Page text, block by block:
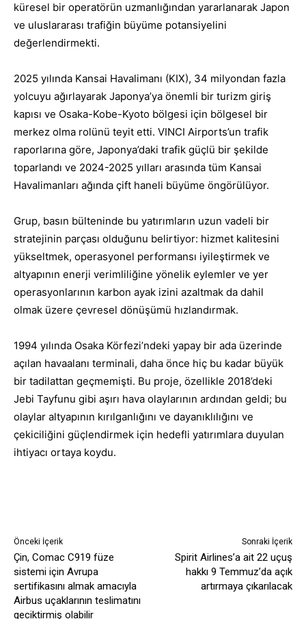
küresel bir operatörün uzmanlığından yararlanarak Japon
ve uluslararası trafiğin büyüme potansiyelini
değerlendirmekti.
2025 yılında Kansai Havalimanı (KIX), 34 milyondan fazla
yolcuyu ağırlayarak Japonya’ya önemli bir turizm giriş
kapısı ve Osaka-Kobe-Kyoto bölgesi için bölgesel bir
merkez olma rolünü teyit etti. VINCI Airports’un trafik
raporlarına göre, Japonya’daki trafik güçlü bir şekilde
toparlandı ve 2024-2025 yılları arasında tüm Kansai
Havalimanları ağında çift haneli büyüme öngörülüyor.
Grup, basın bülteninde bu yatırımların uzun vadeli bir
stratejinin parçası olduğunu belirtiyor: hizmet kalitesini
yükseltmek, operasyonel performansı iyileştirmek ve
altyapının enerji verimliliğine yönelik eylemler ve yer
operasyonlarının karbon ayak izini azaltmak da dahil
olmak üzere çevresel dönüşümü hızlandırmak.
1994 yılında Osaka Körfezi’ndeki yapay bir ada üzerinde
açılan havaalanı terminali, daha önce hiç bu kadar büyük
bir tadilattan geçmemişti. Bu proje, özellikle 2018’deki
Jebi Tayfunu gibi aşırı hava olaylarının ardından geldi; bu
olaylar altyapının kırılganlığını ve dayanıklılığını ve
çekiciliğini güçlendirmek için hedefli yatırımlara duyulan
ihtiyacı ortaya koydu.
Önceki İçerik
Çin, Comac C919 füze
sistemi için Avrupa
sertifikasını almak amacıyla
Airbus uçaklarının teslimatını
geciktirmiş olabilir
Sonraki İçerik
Spirit Airlines’a ait 22 uçuş
hakkı 9 Temmuz’da açık
artırmaya çıkarılacak